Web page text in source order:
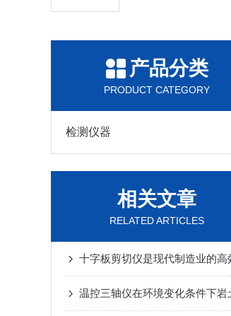
产品分类
PRODUCT CATEGORY
检测仪器
相关文章
RELATED ARTICLES